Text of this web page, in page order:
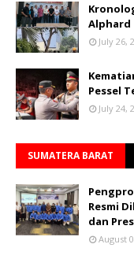
Alphard
July 26,
Pessel
July 24,
SUMATERA BARAT
Resmi
dan
August